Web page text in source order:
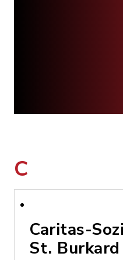
C
Caritas-
St. Burkard